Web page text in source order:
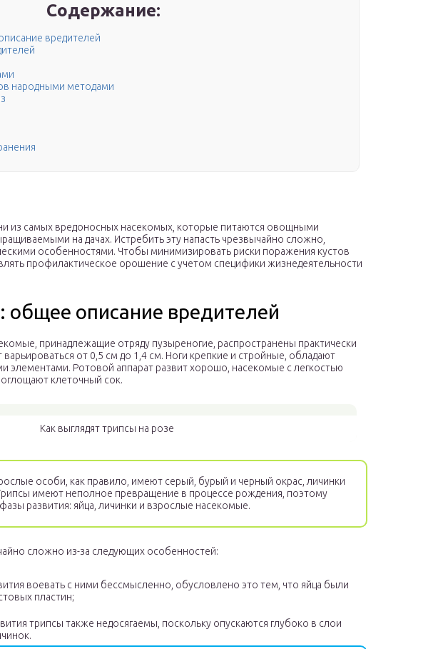
Содержание:
вредителей
народными методами
из самых вредоносных насекомых, которые питаются овощными
на дачах. Истребить эту напасть чрезвычайно сложно,
особенностями. Чтобы минимизировать риски поражения кустов
профилактическое орошение с учетом специфики жизнедеятельности
общее описание вредителей
принадлежащие отряду пузыреногие, распространены практически
от 0,5 см до 1,4 см. Ноги крепкие и стройные, обладают
элементами. Ротовой аппарат развит хорошо, насекомые с легкостью
клеточный сок.
Как выглядят трипсы на розе
особи, как правило, имеют серый, бурый и черный окрас, личинки
имеют неполное превращение в процессе рождения, поэтому
развития: яйца, личинки и взрослые насекомые.
сложно из-за следующих особенностей:
воевать с ними бессмысленно, обусловлено это тем, что яйца были
пластин;
трипсы также недосягаемы, поскольку опускаются глубоко в слои